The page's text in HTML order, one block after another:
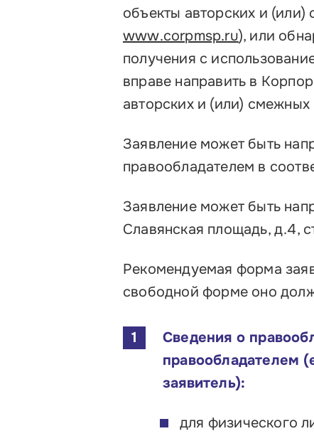
Контакты
объекты авторских и
www.corpmsp.ru), или
получения с
вправе направить в
авторских и (или) смежных
Заявление может быть
правообладателем в
Заявление может быть
Славянская площадь, д.4,
Рекомендуемая форма
свободной форме оно
Сведения о
правообладателем
заявитель):
для физического